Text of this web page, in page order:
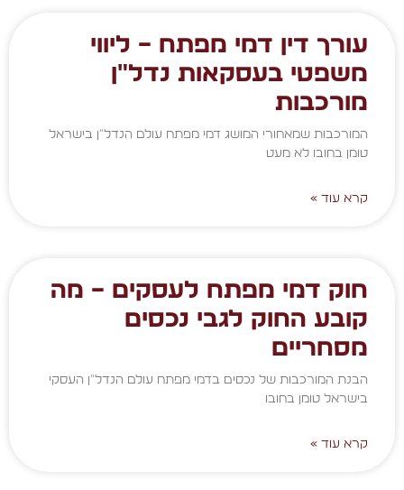
עורך דין דמי מפתח – ליווי
משפטי בעסקאות נדל״ן
מורכבות
המורכבות שמאחורי המושג דמי מפתח עולם הנדל"ן בישראל
טומן בחובו לא מעט
קרא עוד »
חוק דמי מפתח לעסקים – מה
קובע החוק לגבי נכסים
מסחריים
הבנת המורכבות של נכסים בדמי מפתח עולם הנדל"ן העסקי
בישראל טומן בחובו
קרא עוד »